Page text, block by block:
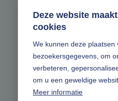
Deze website
cookies
We kunnen deze
bezoekersgegevens, om
verbeteren,
om u een geweldige
Meer informatie
Volg ons